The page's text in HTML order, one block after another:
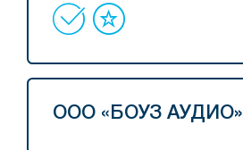
ООО «БОУЗ АУДИО»